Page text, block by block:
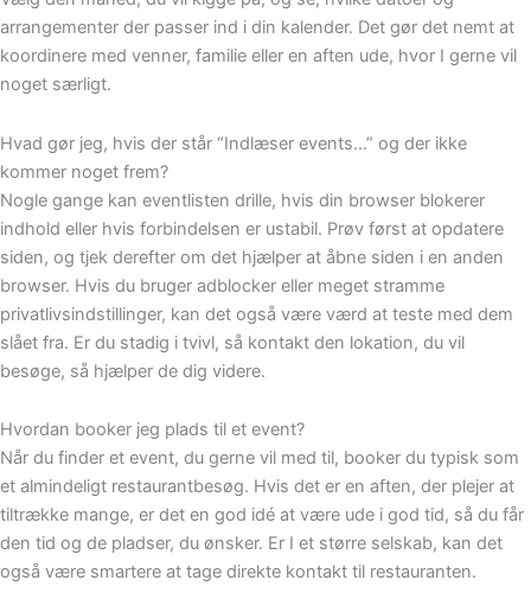
arrangementer der passer ind i din kalender. Det gør det nemt at
koordinere med venner, familie eller en aften ude, hvor I gerne vil
noget særligt.
Hvad gør jeg, hvis der står “Indlæser events…” og der ikke
kommer noget frem?
Nogle gange kan eventlisten drille, hvis din browser blokerer
indhold eller hvis forbindelsen er ustabil. Prøv først at opdatere
siden, og tjek derefter om det hjælper at åbne siden i en anden
browser. Hvis du bruger adblocker eller meget stramme
privatlivsindstillinger, kan det også være værd at teste med dem
slået fra. Er du stadig i tvivl, så kontakt den lokation, du vil
besøge, så hjælper de dig videre.
Hvordan booker jeg plads til et event?
Når du finder et event, du gerne vil med til, booker du typisk som
et almindeligt restaurantbesøg. Hvis det er en aften, der plejer at
tiltrække mange, er det en god idé at være ude i god tid, så du får
den tid og de pladser, du ønsker. Er I et større selskab, kan det
også være smartere at tage direkte kontakt til restauranten.